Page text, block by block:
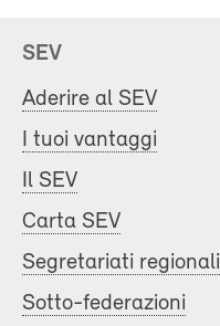
SEV
Aderire al SEV
I tuoi vantaggi
Il SEV
Carta SEV
Segretariati regionali
Sotto-federazioni